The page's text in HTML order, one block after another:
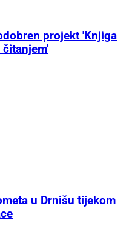
projekt 'Knjiga
u Drnišu tijekom